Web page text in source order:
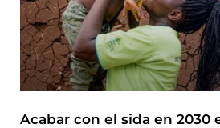
Acabar con el sida en 2030